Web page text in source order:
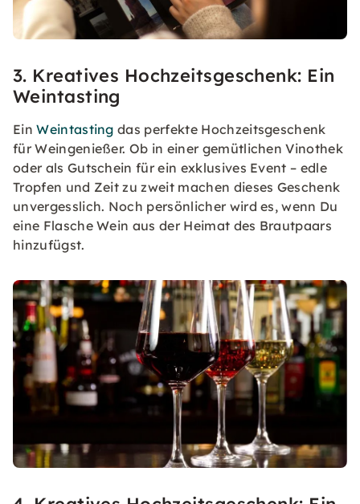
3. Kreatives Hochzeitsgeschenk: Ein
Weintasting
EinWeintasting das perfekte Hochzeitsgeschenk
für Weingenießer. Ob in einer gemütlichen Vinothek
oder als Gutschein für ein exklusives Event – edle
Tropfen und Zeit zu zweit machen dieses Geschenk
unvergesslich. Noch persönlicher wird es, wenn Du
eine Flasche Wein aus der Heimat des Brautpaars
hinzufügst.